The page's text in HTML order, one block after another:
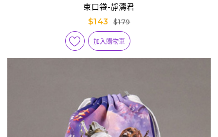
束口袋-靜濤君
$143
$179
加入購物車